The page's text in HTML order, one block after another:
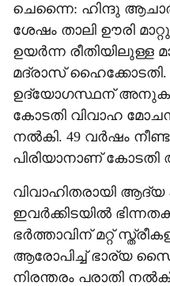
ചെന്നൈ: ഹിന്ദു
ശേഷം താലി ഊരി
ഉയർന്ന രീതിയിലുള്ള
മദ്രാസ് ഹൈക്കോടതി.
ഉദ്യോഗസ്ഥന്
കോടതി വിവാഹ
നൽകി. 49 വർഷം
പിരിയാനാണ്
വിവാഹിതരായി
ഇവർക്കിടയിൽ
ഭർത്താവിന് മറ്റ്
ആരോപിച്ച് ഭാര്യ
നിരന്തരം പരാതി